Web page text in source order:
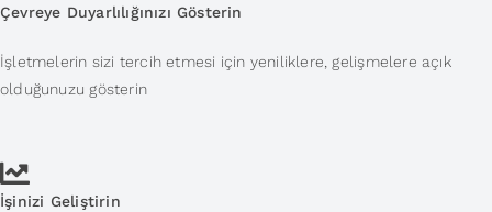
Çevreye Duyarlılığınızı Gösterin
İşletmelerin sizi tercih etmesi için yeniliklere, gelişmelere açık
olduğunuzu gösterin
İşinizi Geliştirin